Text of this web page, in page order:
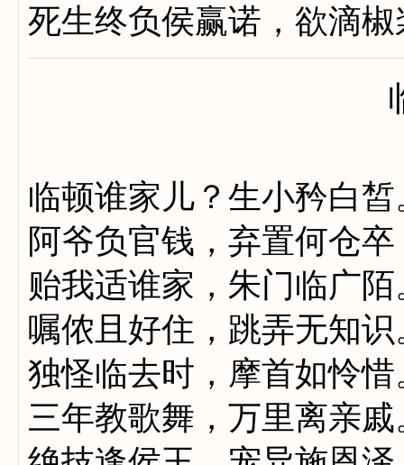
死生终负侯赢诺，欲滴
临顿谁家儿？生小矜白皙
阿爷负官钱，弃置何仓卒
贻我适谁家，朱门临广陌
嘱侬且好住，跳弄无知识
独怪临去时，摩首如怜惜
三年教歌舞，万里离亲戚